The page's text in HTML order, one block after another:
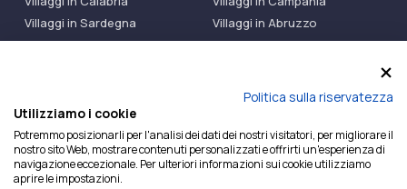
Villaggi in Sardegna
Villaggi in Abruzzo
Villaggi Bluserena
Villaggi TH Resort
Ilmiovillaggio è un marchio di Ekiwi S.r.l.
Licenza Agenzia Viaggi e Turismo n° 2015/0133251 del
26/02/2015 e coperta da RC per Agenzia di Viaggi n°
OX00081147 REVO Specialty LiabilityXTravel Agencies.
Politica sulla riservatezza
Utilizziamo i cookie
Potremmo posizionarli per l'analisi dei dati dei nostri visitatori, per migliorare il
nostro sito Web, mostrare contenuti personalizzati e offrirti un'esperienza di
navigazione eccezionale. Per ulteriori informazioni sui cookie utilizziamo
aprire le impostazioni.